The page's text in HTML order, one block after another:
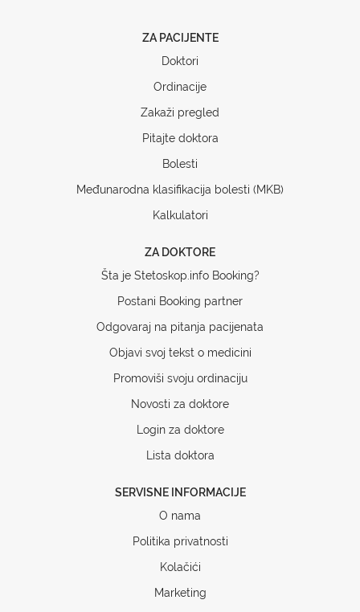
ZA PACIJENTE
Doktori
Ordinacije
Zakaži pregled
Pitajte doktora
Bolesti
Međunarodna klasifikacija bolesti (MKB)
Kalkulatori
ZA DOKTORE
Šta je Stetoskop.info Booking?
Postani Booking partner
Odgovaraj na pitanja pacijenata
Objavi svoj tekst o medicini
Promoviši svoju ordinaciju
Novosti za doktore
Login za doktore
Lista doktora
SERVISNE INFORMACIJE
O nama
Politika privatnosti
Kolačići
Marketing